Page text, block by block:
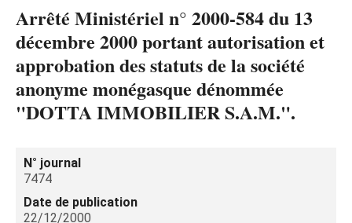
Arrêté Ministériel n° 2000-584 du 13
décembre 2000 portant autorisation et
approbation des statuts de la société
anonyme monégasque dénommée
"DOTTA IMMOBILIER S.A.M.".
N° journal
7474
Date de publication
22/12/2000